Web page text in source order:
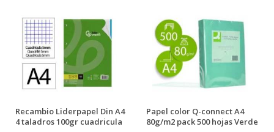
Recambio Liderpapel Din A4
4 taladros 100gr cuadricula
Papel color Q-connect A4
80g/m2 pack 500 hojas Verde